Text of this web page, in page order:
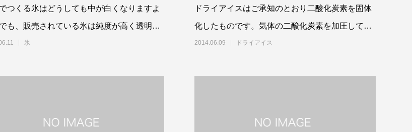
つくる氷はどうしても中が白くなりますよ
も、販売されている氷は純度が高く透明で
明な氷はどうやってつくるのでし
氷
ドライアイスはご承知のとおり二酸化炭素を固体
化したものです。気体の二酸化炭素を加圧して液
体にし、その液体を大気の中に出すことによ
2014.06.09 ドライアイス